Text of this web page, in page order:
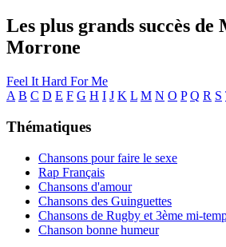
Les plus grands succès de
Morrone
Feel It Hard For Me
A B C D E F G H I J K L M N O P Q R S
Thématiques
Chansons pour faire le sexe
Rap Français
Chansons d'amour
Chansons des Guinguettes
Chansons de Rugby et 3ème mi-
Chanson bonne humeur